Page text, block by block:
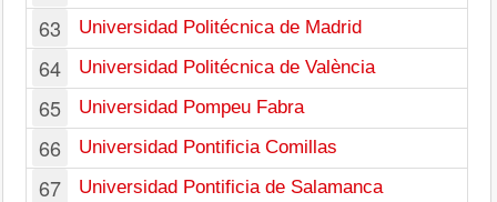
63
Universidad Politécnica de Madrid
64 Universidad Politécnica de València
65 Universidad Pompeu Fabra
66 Universidad Pontificia Comillas
67 Universidad Pontificia de Salamanca